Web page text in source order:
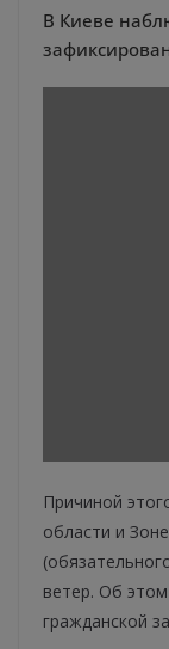
В Киеве
Причиной
области и
ветер. Об
гражданской